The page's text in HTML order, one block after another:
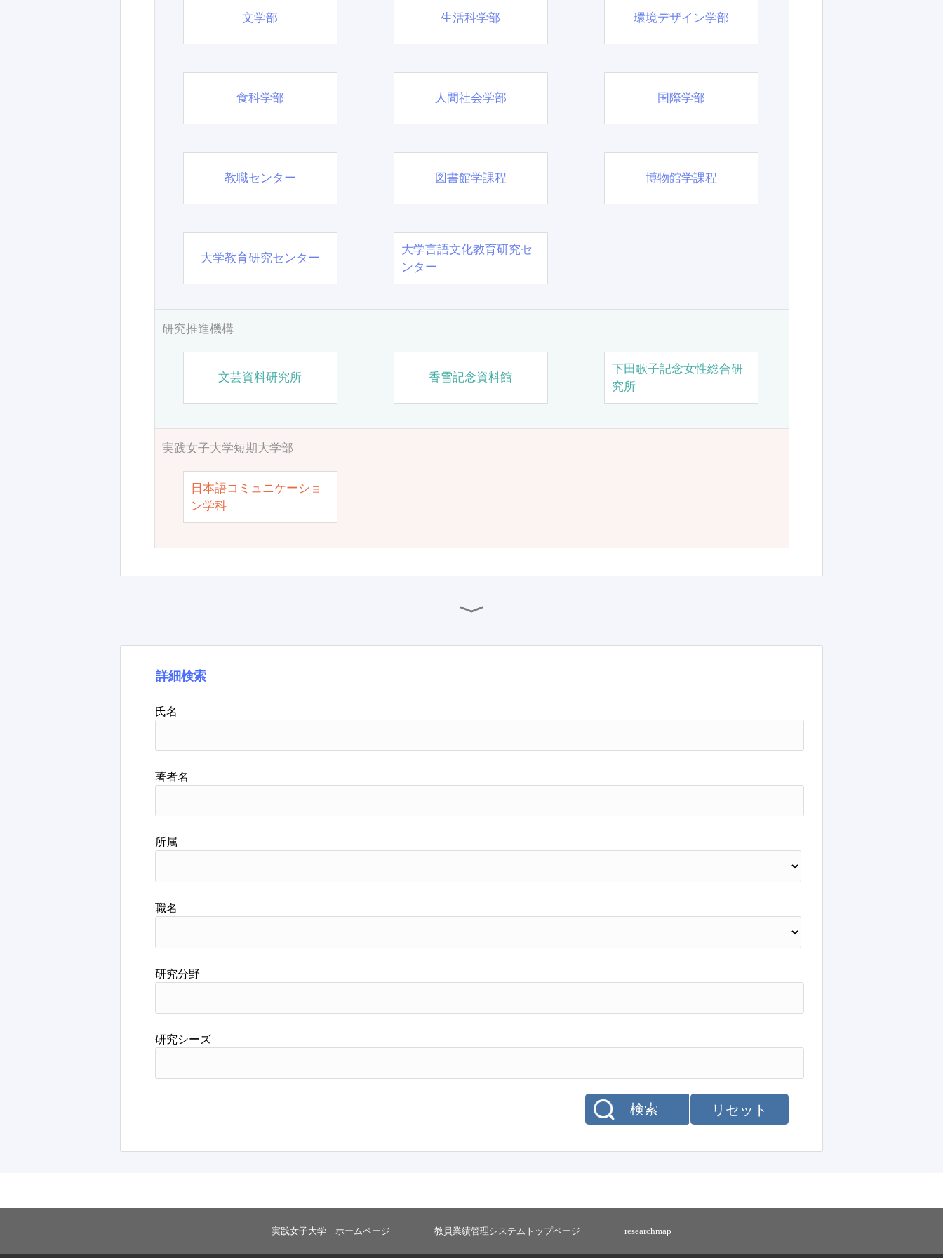
文学部 生活科学部 環境デザイン学部
食科学部 人間社会学部 国際学部
教職センター 図書館学課程 博物館学課程
大学教育研究センター
大学言語文化教育研究セ
ンター
研究推進機構
文芸資料研究所 香雪記念資料館
下田歌子記念女性総合研
究所
実践女子大学短期大学部
日本語コミュニケーショ
ン学科
詳細検索
氏名
著者名
所属
職名
研究分野
研究シーズ
リセット
検索
実践女子大学 ホームページ 教員業績管理システムトップページ researchmap